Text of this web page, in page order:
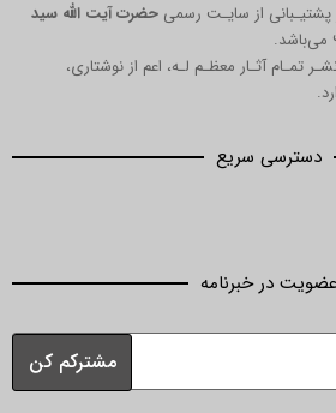
پشتیـبانی از سایـت رسمی حضرت آیت الله سید
می‌باشد.
تمـام آثـار معظـم لـه، اعم از نوشتاری،
دسترسی سریع
عضویت در خبرنامه